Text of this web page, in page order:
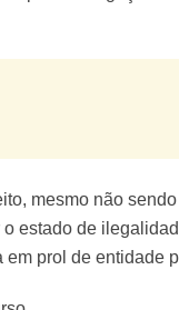
mesmo não
estado de
prol de entidade